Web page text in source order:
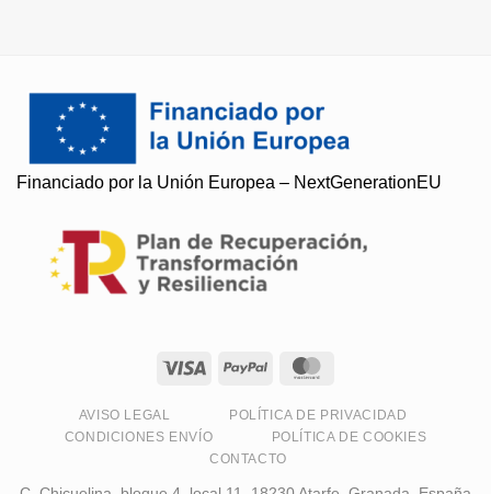
Financiado por la Unión Europea – NextGenerationEU
AVISO LEGAL
POLÍTICA DE PRIVACIDAD
CONDICIONES ENVÍO
POLÍTICA DE COOKIES
CONTACTO
Soy Paqui, ¿Te ayudo?
Resuelvo todas tus preguntas